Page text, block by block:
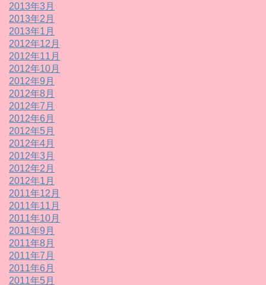
2013年3月
2013年2月
2013年1月
2012年12月
2012年11月
2012年10月
2012年9月
2012年8月
2012年7月
2012年6月
2012年5月
2012年4月
2012年3月
2012年2月
2012年1月
2011年12月
2011年11月
2011年10月
2011年9月
2011年8月
2011年7月
2011年6月
2011年5月